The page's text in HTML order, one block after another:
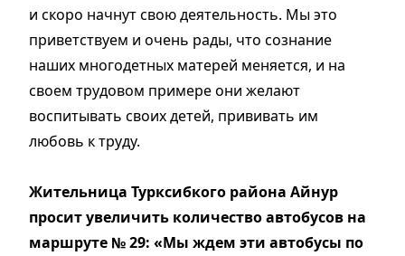
и скоро начнут свою деятельность. Мы это
приветствуем и очень рады, что сознание
наших многодетных матерей меняется, и на
своем трудовом примере они желают
воспитывать своих детей, прививать им
любовь к труду.
Жительница Турксибкого района Айнур
просит увеличить количество автобусов на
маршруте № 29: «Мы ждем эти автобусы по